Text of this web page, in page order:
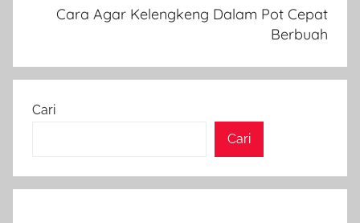
Cara Agar Kelengkeng Dalam Pot Cepat
Berbuah
Cari
Cari